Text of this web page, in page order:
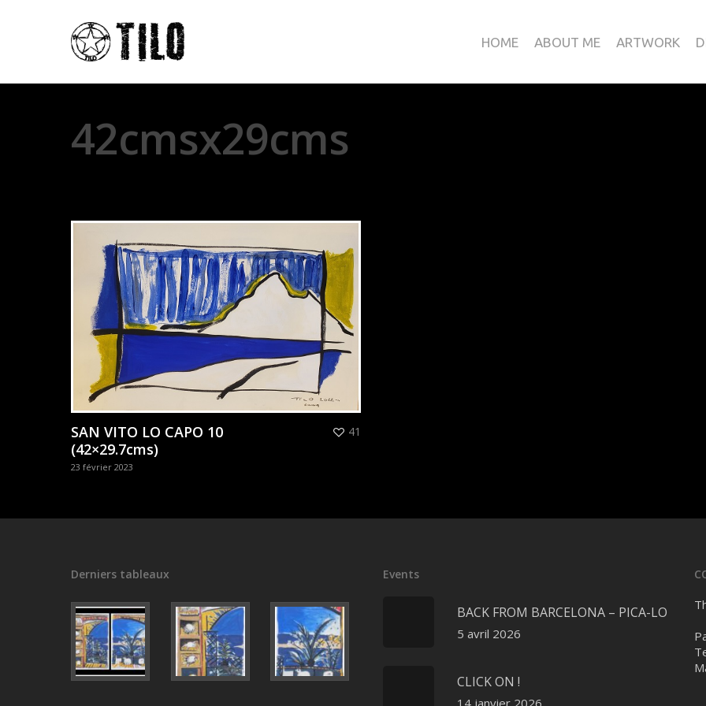
HOME ABOUT ME ARTWORK
42cmsx29cms
SAN VITO LO CAPO 10
(42×29.7cms)
23 février 2023
41
Derniers tableaux Events
BACK FROM BARCELONA – PICA-LO
5 avril 2026
CLICK ON !
14 janvier 2026